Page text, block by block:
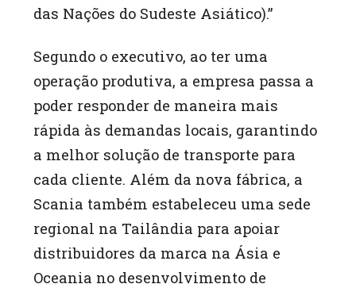
das Nações do Sudeste Asiático).”
Segundo o executivo, ao ter uma
operação produtiva, a empresa passa a
poder responder de maneira mais
rápida às demandas locais, garantindo
a melhor solução de transporte para
cada cliente. Além da nova fábrica, a
Scania também estabeleceu uma sede
regional na Tailândia para apoiar
distribuidores da marca na Ásia e
Oceania no desenvolvimento de